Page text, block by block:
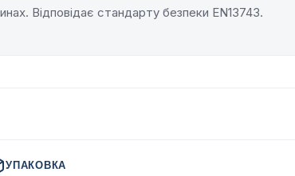
Відповідає стандарту безпеки EN13743.
УПАКОВКА